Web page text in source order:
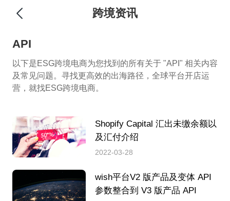
跨境资讯
API
以下是ESG跨境电商为您找到的所有关于 "API" 相关内容
及常见问题。寻找更高效的出海路径，全球平台开店运
营，就找ESG跨境电商。
Shopify Capital 汇出未缴余额以
及汇付介绍
2022-03-28
wish平台V2 版产品及变体 API
参数整合到 V3 版产品 API